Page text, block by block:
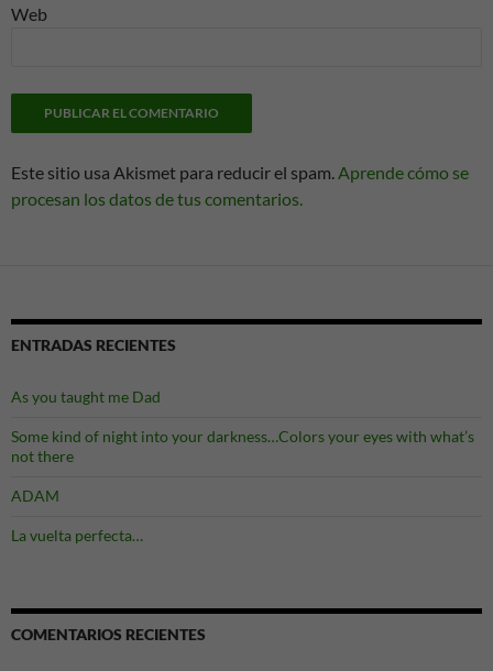
Web
Este sitio usa Akismet para reducir el spam.Aprende cómo se
procesan los datos de tus comentarios.
ENTRADAS RECIENTES
As you taught me Dad
Some kind of night into your darkness…Colors your eyes with what’s
not there
ADAM
La vuelta perfecta…
COMENTARIOS RECIENTES